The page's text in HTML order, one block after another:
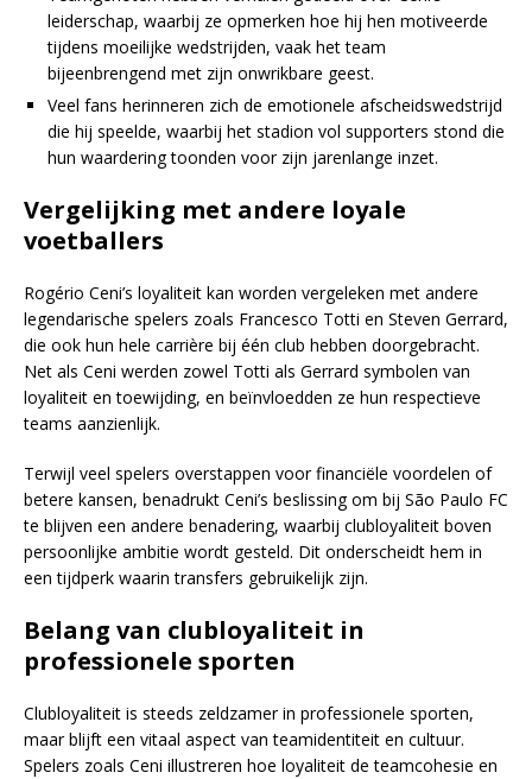
leiderschap, waarbij ze opmerken hoe hij hen motiveerde
tijdens moeilijke wedstrijden, vaak het team
bijeenbrengend met zijn onwrikbare geest.
Veel fans herinneren zich de emotionele afscheidswedstrijd
die hij speelde, waarbij het stadion vol supporters stond die
hun waardering toonden voor zijn jarenlange inzet.
Vergelijking met andere loyale
voetballers
Rogério Ceni’s loyaliteit kan worden vergeleken met andere
legendarische spelers zoals Francesco Totti en Steven Gerrard,
die ook hun hele carrière bij één club hebben doorgebracht.
Net als Ceni werden zowel Totti als Gerrard symbolen van
loyaliteit en toewijding, en beïnvloedden ze hun respectieve
teams aanzienlijk.
Terwijl veel spelers overstappen voor financiële voordelen of
betere kansen, benadrukt Ceni’s beslissing om bij São Paulo FC
te blijven een andere benadering, waarbij clubloyaliteit boven
persoonlijke ambitie wordt gesteld. Dit onderscheidt hem in
een tijdperk waarin transfers gebruikelijk zijn.
Belang van clubloyaliteit in
professionele sporten
Clubloyaliteit is steeds zeldzamer in professionele sporten,
maar blijft een vitaal aspect van teamidentiteit en cultuur.
Spelers zoals Ceni illustreren hoe loyaliteit de teamcohesie en